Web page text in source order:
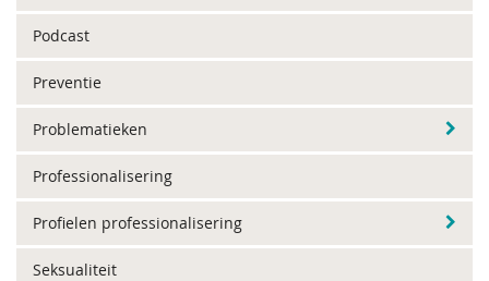
Podcast
Preventie
Problematieken
Professionalisering
Profielen professionalisering
Seksualiteit